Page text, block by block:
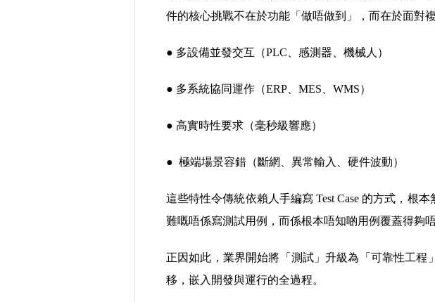
件的核心挑戰不在於功能「做唔做到」，而在於面對
● 多設備並發交互（PLC、感測器、機械人）
● 多系統協同運作（ERP、MES、WMS）
● 高實時性要求（毫秒級響應）
● 極端場景容錯（斷網、異常輸入、硬件波動）
這些特性令傳統依賴人手編寫 Test Case 的方式，根
難嘅唔係寫測試用例，而係根本唔知啲用例覆蓋得夠
正因如此，業界開始將「測試」升級為「可靠性工
移，嵌入開發與運行的全過程。